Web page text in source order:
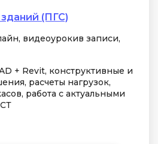
(ПГС)
видеоурокив записи,
+ Revit, конструктивные и
расчеты нагрузок,
работа с актуальными